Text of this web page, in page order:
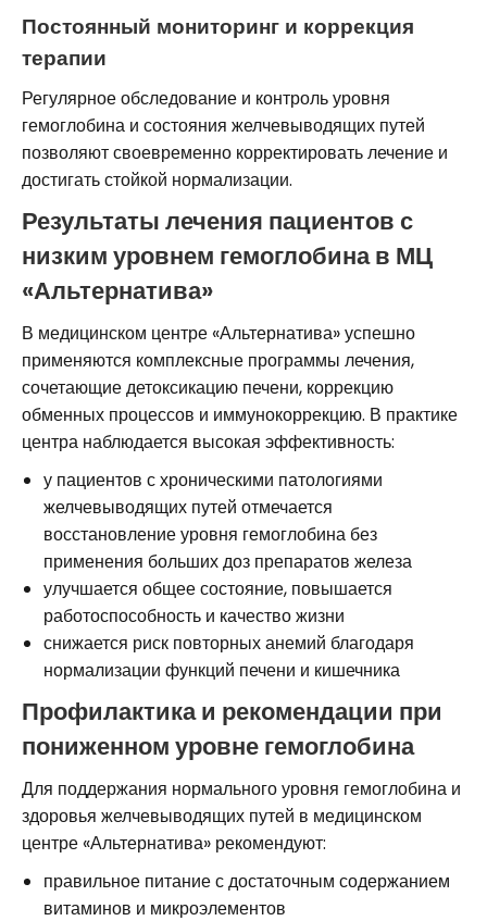
Постоянный мониторинг и коррекция
терапии
Регулярное обследование и контроль уровня
гемоглобина и состояния желчевыводящих путей
позволяют своевременно корректировать лечение и
достигать стойкой нормализации.
Результаты лечения пациентов с
низким уровнем гемоглобина в МЦ
«Альтернатива»
В медицинском центре «Альтернатива» успешно
применяются комплексные программы лечения,
сочетающие детоксикацию печени, коррекцию
обменных процессов и иммунокоррекцию. В практике
центра наблюдается высокая эффективность:
у пациентов с хроническими патологиями
желчевыводящих путей отмечается
восстановление уровня гемоглобина без
применения больших доз препаратов железа
улучшается общее состояние, повышается
работоспособность и качество жизни
снижается риск повторных анемий благодаря
нормализации функций печени и кишечника
Профилактика и рекомендации при
пониженном уровне гемоглобина
Для поддержания нормального уровня гемоглобина и
здоровья желчевыводящих путей в медицинском
центре «Альтернатива» рекомендуют:
правильное питание с достаточным содержанием
витаминов и микроэлементов